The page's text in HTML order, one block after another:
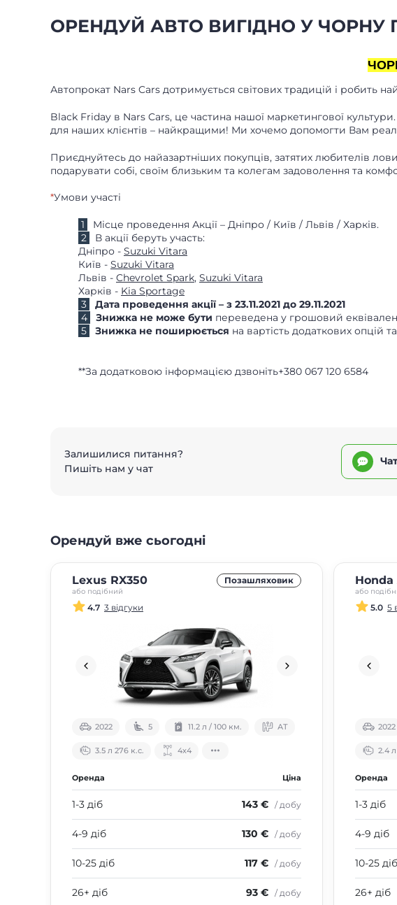
ОРЕНДУЙ АВТО ВИГІДНО У ЧОРНУ
Автопрокат Nars Cars дотримується світових традицій і робить
Black Friday в Nars Cars, це частина нашої маркетингової
для наших клієнтів – найкращими! Ми хочемо допомогти Вам
Приєднуйтесь до найазартніших покупців, затятих любителів
подарувати собі, своїм близьким та колегам задоволення та
*Умови участі
1
Місце проведення Акції – Дніпро / Київ / Львів / Харків.
2
В акції беруть участь:
Дніпро - Suzuki Vitara
Київ - Suzuki Vitara
Львів - Chevrolet Spark, Suzuki Vitara
Харків - Kia Sportage
3
Дата проведення акції – з 23.11.2021 до 29.11.2021
4
Знижка не може бути переведена у грошовий
5
Знижка не поширюється на вартість додаткових опцій
**За додатковою інформацією дзвоніть+380 067 120 6584
Залишилися питання?
Пишіть нам у чат
Орендуй вже сьогодні
Lexus RX350
або подібний
Позашляховик
4.7 3 відгуки
2022 5 11.2 л / 100 км. АТ
3.5 л 276 к.с. 4х4
Оренда Ціна
1-3 діб 143 € / добу
4-9 діб 130 € / добу
10-25 діб 117 € / добу
26+ діб 93 € / добу
Honda
або
5.0 5
2022
2.4
Оренда
1-3 діб
4-9 діб
10-25 діб
26+ діб